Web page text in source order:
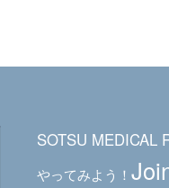
SOTSU MEDICAL
やってみよう！